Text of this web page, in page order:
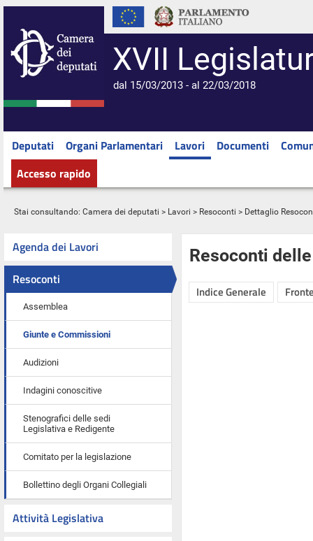
XVII
dal 15/03/2013 - al 22/03/2018
Deputati Organi Parlamentari Lavori Documenti
Accesso rapido
Stai consultando: Camera dei deputati > Lavori > Resoconti > Dettaglio
Agenda dei Lavori
Resoconti
Assemblea
Giunte e Commissioni
Audizioni
Indagini conoscitive
Stenografici delle sedi
Legislativa e Redigente
Comitato per la legislazione
Bollettino degli Organi Collegiali
Attività Legislativa
Resoconti
Indice Generale